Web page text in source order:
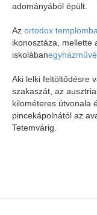
adományából épült.
Az ortodox
ikonosztáza, mellette
iskolában
Aki lelki feltöltődésre
szakaszát, az
kilométeres útvonala
pincekápolnától az
Tetemvárig.